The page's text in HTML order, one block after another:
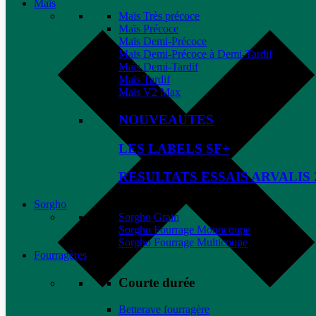
Maïs
Maïs Très précoce
Maïs Précoce
Maïs Demi-Précoce
Maïs Demi-Précoce à Demi-Tardif
Maïs Demi-Tardif
Maïs Tardif
Maïs V2 Max
NOUVEAUTES
LES LABELS SF+
RESULTATS ESSAIS ARVALIS
Sorgho
Sorgho Grain
Sorgho Fourrage Monocoupe
Sorgho Fourrage Multicoupe
Fourragères
Courte durée
Betterave fourragère